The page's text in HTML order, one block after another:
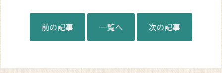
前の記事 一覧へ 次の記事